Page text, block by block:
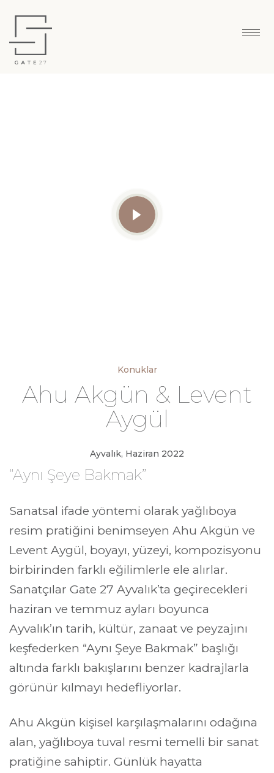
Konuklar
Ahu Akgün & Levent
Aygül
Ayvalık, Haziran 2022
“Aynı Şeye Bakmak”
Sanatsal ifade yöntemi olarak yağlıboya
resim pratiğini benimseyen Ahu Akgün ve
Levent Aygül, boyayı, yüzeyi, kompozisyonu
birbirinden farklı eğilimlerle ele alırlar.
Sanatçılar Gate 27 Ayvalık’ta geçirecekleri
haziran ve temmuz ayları boyunca
Ayvalık’ın tarih, kültür, zanaat ve peyzajını
keşfederken “Aynı Şeye Bakmak” başlığı
altında farklı bakışlarını benzer kadrajlarla
görünür kılmayı hedefliyorlar.
Ahu Akgün kişisel karşılaşmalarını odağına
alan, yağlıboya tuval resmi temelli bir sanat
pratiğine sahiptir. Günlük hayatta